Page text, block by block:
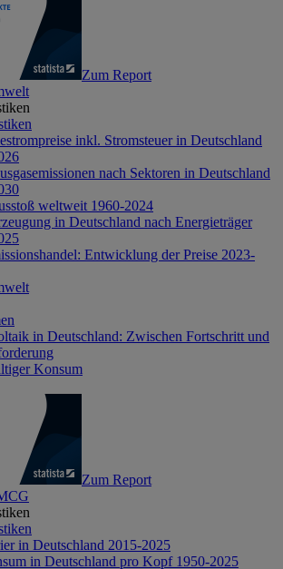
Zum Report
inkl. Stromsteuer in Deutschland
nach Sektoren in Deutschland
weltweit 1960-2024
in Deutschland nach Energieträger
Entwicklung der Preise 2023-
in Deutschland: Zwischen Fortschritt und
Konsum
Zum Report
in Deutschland 2015-2025
in Deutschland pro Kopf 1950-2025